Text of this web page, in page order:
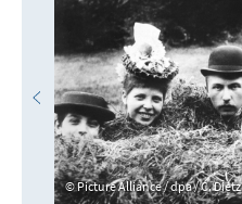
Picture Alliance / dpa / C. Dietz